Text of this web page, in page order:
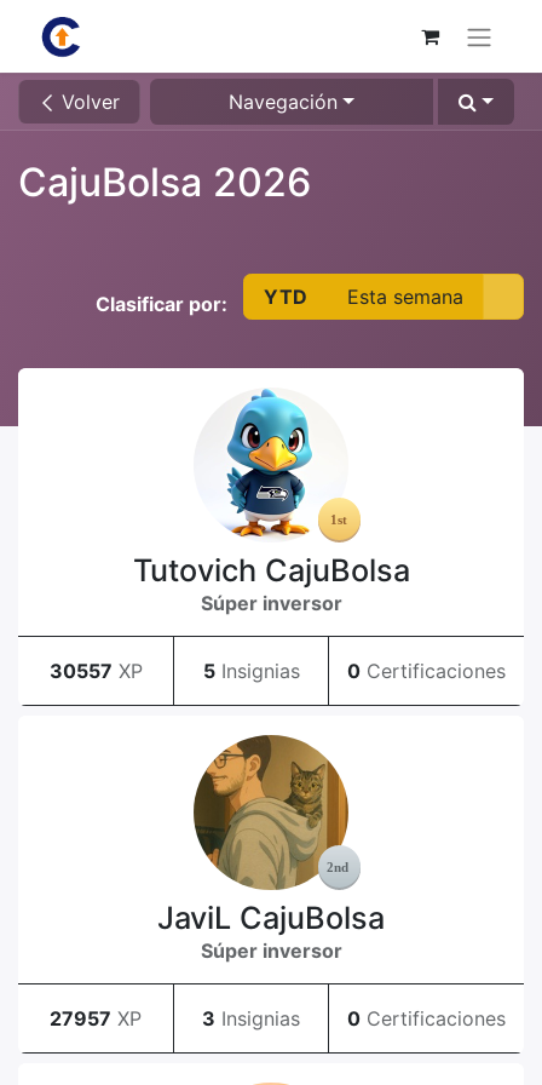
Volver Navegación
CajuBolsa 2026
Clasificar por: YTD Esta semana
Tutovich CajuBolsa
Súper inversor
30557 XP 5 Insignias 0 Certificaciones
JaviL CajuBolsa
Súper inversor
27957 XP 3 Insignias 0 Certificaciones